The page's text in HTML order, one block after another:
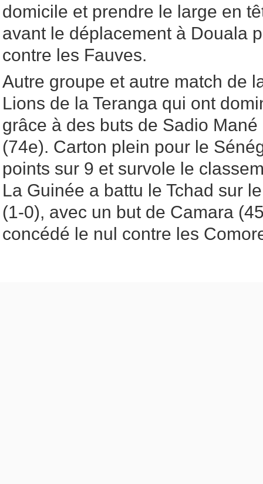
domicile et prendre le large en
avant le déplacement à Douala
contre les Fauves.
Autre groupe et autre match de
Lions de la Teranga qui ont
grâce à des buts de Sadio
(74e). Carton plein pour le
points sur 9 et survole le
La Guinée a battu le Tchad sur
(1-0), avec un but de Camara
concédé le nul contre les